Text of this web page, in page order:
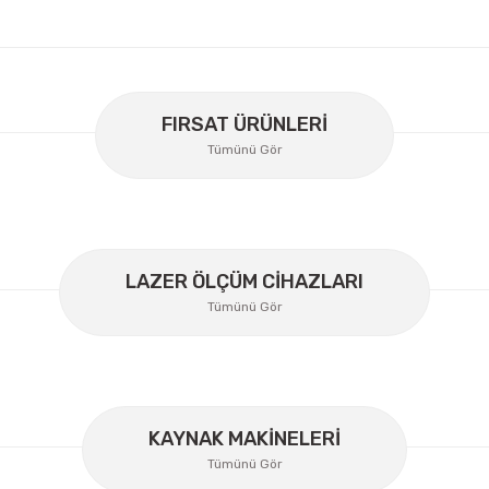
Bu ürüne ilk yorumu siz yapın!
Gönder
FIRSAT ÜRÜNLERİ
Tümünü Gör
LAZER ÖLÇÜM CİHAZLARI
Tümünü Gör
KAYNAK MAKİNELERİ
Tümünü Gör